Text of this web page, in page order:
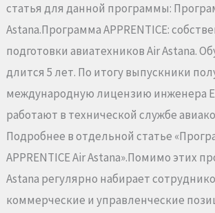
статья для данной программы:
Astana.Программа APPRENTICE:
подготовки авиатехников Air Astana.
длится 5 лет. По итогу выпускники
международную лицензию инженера
работают в технической службе
Подробнее в отдельной статье
APPRENTICE Air Astana».Помимо этих
Astana регулярно набирает
коммерческие и управленческие